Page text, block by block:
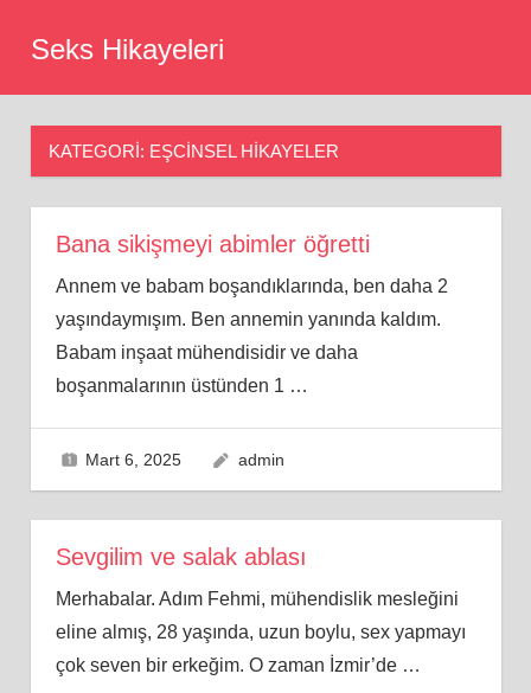
Seks Hikayeleri
KATEGORI: EŞCINSEL HIKAYELER
Bana sikişmeyi abimler öğretti
Annem ve babam boşandıklarında, ben daha 2
yaşındaymışım. Ben annemin yanında kaldım.
Babam inşaat mühendisidir ve daha
boşanmalarının üstünden 1 …
Mart 6, 2025 admin
Sevgilim ve salak ablası
Merhabalar. Adım Fehmi, mühendislik mesleğini
eline almış, 28 yaşında, uzun boylu, sex yapmayı
çok seven bir erkeğim. O zaman İzmir’de …